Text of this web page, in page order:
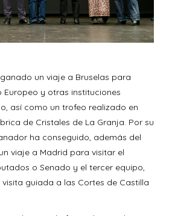
un viaje a Bruselas para
Europeo y otras instituciones
así como un trofeo realizado en
de Cristales de La Granja. Por su
ha conseguido, además del
viaje a Madrid para visitar el
o Senado y el tercer equipo,
guiada a las Cortes de Castilla